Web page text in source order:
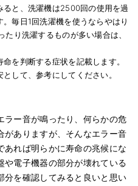
と、洗濯機は2500回の使用を過
毎日1回洗濯機を使うならやはり
り洗濯するものが多い場合は、
を判断する症状を記載します。
して、参考にしてください。
ラー音が鳴ったり、何らかの危
がありますが、そんなエラー音
あれば明らかに寿命の兆候にな
や電子機器の部分が壊れている
分を確認してみると良いと思い